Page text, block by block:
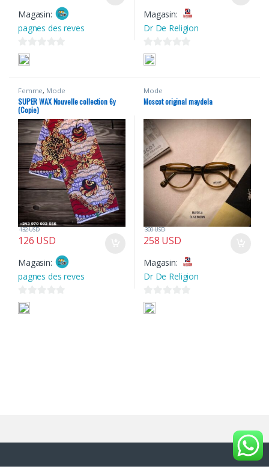
Magasin:
pagnes des reves
0
s
r
5
Magasin:
Dr De Religion
0
s
r
5
Femme, Mode
SUPER WAX Nouvelle collection 6y
(Copie)
126 USD
132USD
Magasin:
pagnes des reves
0
s
Mode
Moscot original maydela
258 USD
300USD
Magasin:
Dr De Religion
0
s